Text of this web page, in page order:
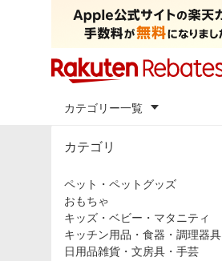
カテゴリー一覧
カテゴリ
ペット・ペットグッズ
おもちゃ
キッズ・ベビー・マタニティ
キッチン用品・食器・調理器具
日用品雑貨・文房具・手芸